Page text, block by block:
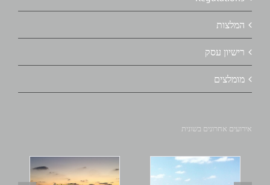
המלצות
רישיון עסק
מומלצים
אירועים אחרונים בשונית